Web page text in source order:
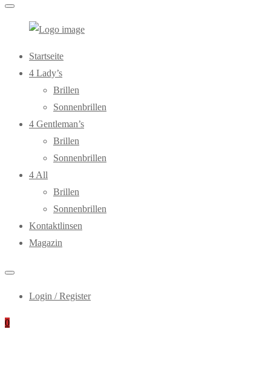
Primary
Menu
Startseite
4 Lady’s
Brillen
Sonnenbrillen
4 Gentleman’s
Brillen
Sonnenbrillen
4 All
Brillen
Sonnenbrillen
Kontaktlinsen
Magazin
Login / Register
0